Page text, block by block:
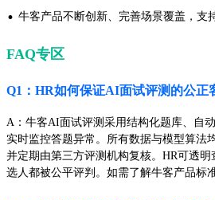
· 牛客产品不断创新、完善场景覆盖，支
FAQ专区
Q1：HR如何保证AI面试评测的公正
A：牛客AI面试评测采用结构化题库、自
实时监控答题异常。所有数据与模型算法
并定期由第三方评测机构复核。HR可透
选人都被公平评判。如需了解牛客产品标